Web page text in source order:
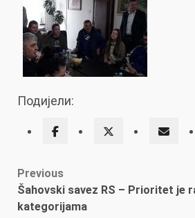
Подијели:
Post
navigation
Previous
Šahovski savez RS – Prioritet je
kategorijama